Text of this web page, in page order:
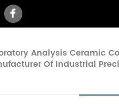
Analysis Ceramic
Of Industrial